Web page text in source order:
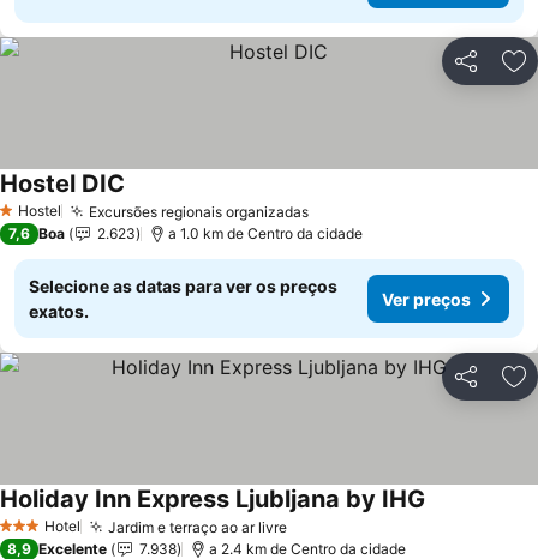
Partilhar
1 Estrelas
Hostel Excursões regionais organizadasVer preços
Hostel DIC
7,6 Boa 2.623 a 1.0 km de Centro da cidade
Selecione as datas para ver os preços
exatos.
Ver preços
Partilhar
3 EstrelasHotel Jardim e terraço ao ar livreVer preços
Holiday Inn Express Ljubljana by IHG
8,9 Excelente 7.938 a 2.4 km de Centro da cidade